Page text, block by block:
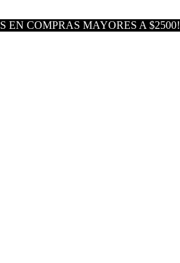
EN COMPRAS MAYORES A $2500!